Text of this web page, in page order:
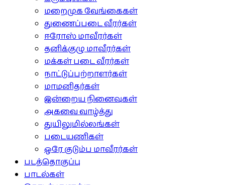
மறைமுக வேங்கைகள்
துணைப்படை வீரர்கள்
ஈரோஸ் மாவீரர்கள்
தனிக்குழு மாவீரர்கள்
மக்கள் படை வீரர்கள்
நாட்டுப்பற்றாளர்கள்
மாமனிதர்கள்
இன்றைய நினைவுகள்
அகவை வாழ்த்து
துயிலுமில்லங்கள்
படையணிகள்
ஒரே குடும்ப மாவீரர்கள்
படத்தொகுப்பு
பாடல்கள்